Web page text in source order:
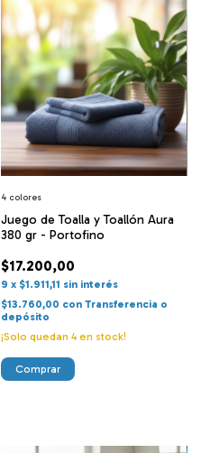
Juego de Toalla y Toallón Aura
380 gr - Portofino
$17.200,00
9 x $1.911,11 sin interés
$13.760,00 con Transferencia o
depósito
¡Solo quedan4en stock!
4 colores
Comprar